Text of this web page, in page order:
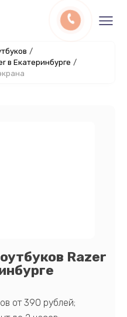
/
в Екатеринбурге /
Razer
от 390 рублей;